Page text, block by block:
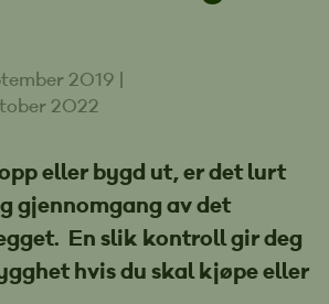
2019
2022
eller bygd ut, er det lurt
gjennomgang av det
En slik kontroll gir deg
hvis du skal kjøpe eller